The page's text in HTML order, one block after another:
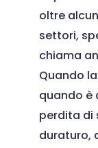
oltre
settori,
chiama
Quando
quando è
perdita di
duraturo,